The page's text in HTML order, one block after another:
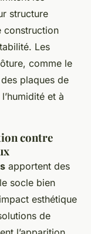
structure
construction
Les
comme le
plaques de
et à
contre
apportent des
socle bien
esthétique
de